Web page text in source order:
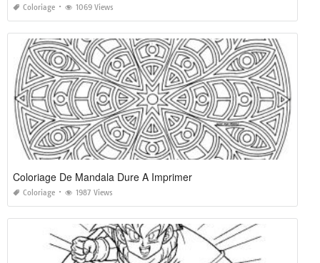
Coloriage 1069 Views
Coloriage De Mandala Dure A Imprimer
Coloriage 1987 Views